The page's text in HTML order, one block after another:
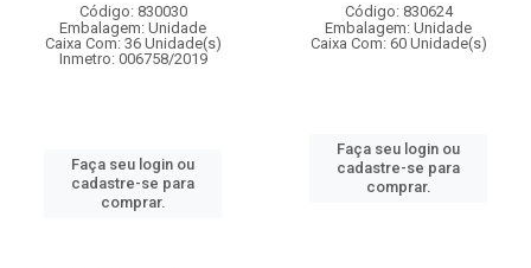
Código: 830030
Embalagem: Unidade
Caixa Com: 36 Unidade(s)
Inmetro: 006758/2019
Faça seu login ou
cadastre-se para
comprar.
Código: 830624
Embalagem: Unidade
Caixa Com: 60 Unidade(s)
Faça seu login ou
cadastre-se para
comprar.